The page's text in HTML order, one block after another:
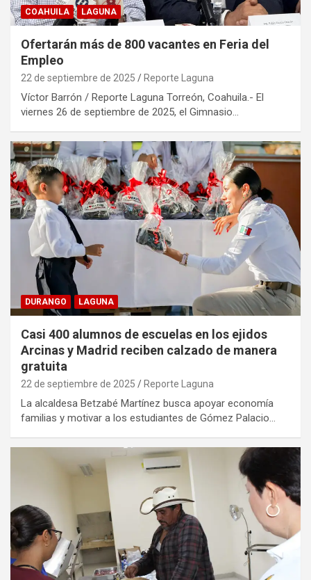
COAHUILA LAGUNA
Ofertarán más de 800 vacantes en Feria del
Empleo
22 de septiembre de 2025 Reporte Laguna
Víctor Barrón / Reporte Laguna Torreón, Coahuila.- El
viernes 26 de septiembre de 2025, el Gimnasio…
DURANGO LAGUNA
Casi 400 alumnos de escuelas en los ejidos
Arcinas y Madrid reciben calzado de manera
gratuita
22 de septiembre de 2025 Reporte Laguna
La alcaldesa Betzabé Martínez busca apoyar economía
familias y motivar a los estudiantes de Gómez Palacio…